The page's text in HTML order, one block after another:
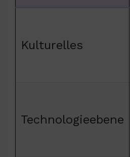
Kulturelles
Technologieebene